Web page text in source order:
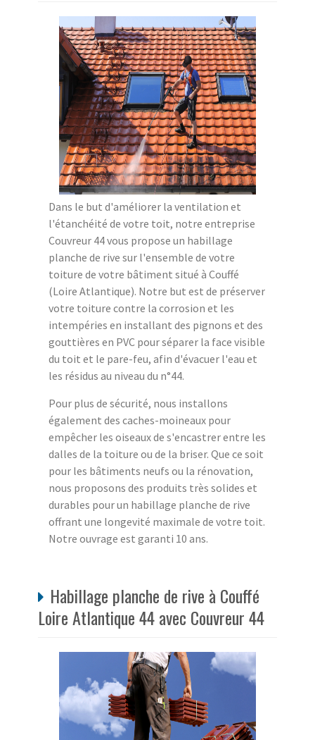
Dans le but d'améliorer la ventilation et
l'étanchéité de votre toit, notre entreprise
Couvreur 44 vous propose un habillage
planche de rive sur l'ensemble de votre
toiture de votre bâtiment situé à Couffé
(Loire Atlantique). Notre but est de préserver
votre toiture contre la corrosion et les
intempéries en installant des pignons et des
gouttières en PVC pour séparer la face visible
du toit et le pare-feu, afin d'évacuer l'eau et
les résidus au niveau du n°44.
Pour plus de sécurité, nous installons
également des caches-moineaux pour
empêcher les oiseaux de s'encastrer entre les
dalles de la toiture ou de la briser. Que ce soit
pour les bâtiments neufs ou la rénovation,
nous proposons des produits très solides et
durables pour un habillage planche de rive
offrant une longevité maximale de votre toit.
Notre ouvrage est garanti 10 ans.
Habillage planche de rive à Couffé
Loire Atlantique 44 avec Couvreur 44